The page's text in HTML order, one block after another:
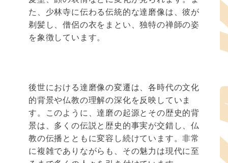
た、少林寺に伝わる伝統的な達磨像は、彼が
剃髪し、僧侶の衣をまとい、独特の禅師の姿
を象徴しています。
後世における達磨像の変遷は、各時代の文化
的背景や仏教の理解の深化を反映していま
す。このように、達磨の起源とその歴史的背
景は、多くの伝説と歴史的事実が交錯し、仏
教の伝播とともに変容し続けています。非常
に複雑でありながらも、その魅力は現代に至